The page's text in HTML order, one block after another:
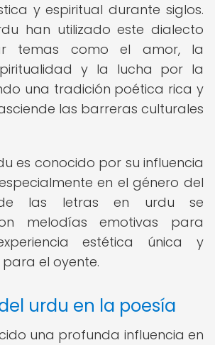
y espiritual durante siglos.
han utilizado este dialecto
temas como el amor, la
y la lucha por la
una tradición poética rica y
las barreras culturales
es conocido por su influencia
en el género del
las letras en urdu se
melodías emotivas para
estética única y
el oyente.
urdu en la poesía
una profunda influencia en